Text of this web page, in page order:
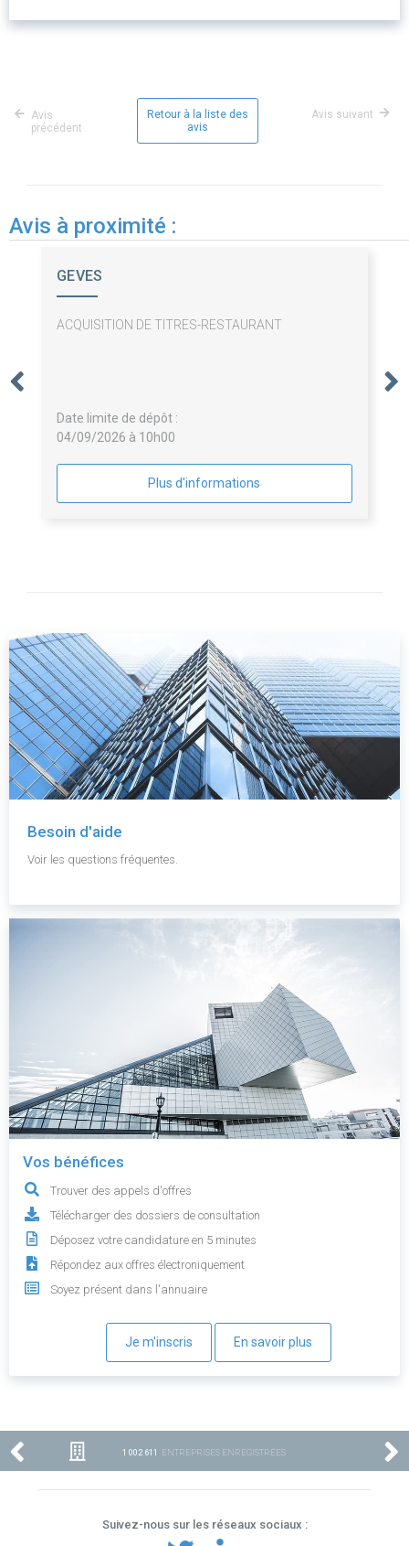
5. Lot: LOT-0001 - Marché de prestations
intellectuelles
Informations relatives à l'avis
Avis
précédent
Retour à la liste des
avis
Avis suivant
Avis à proximité :
GEVES
ACQUISITION DE TITRES-RESTAURANT
Date limite de dépôt :
04/09/2026 à 10h00
Plus d'informations
Besoin d'aide
Voir les questions fréquentes.
Vos bénéfices
Trouver des appels d'offres
Télécharger des dossiers de consultation
Déposez votre candidature en 5 minutes
Répondez aux offres électroniquement
Soyez présent dans l'annuaire
Je m'inscris En savoir plus
1 002 611 ENTREPRISES ENREGISTRÉES
Suivez-nous sur les réseaux sociaux :